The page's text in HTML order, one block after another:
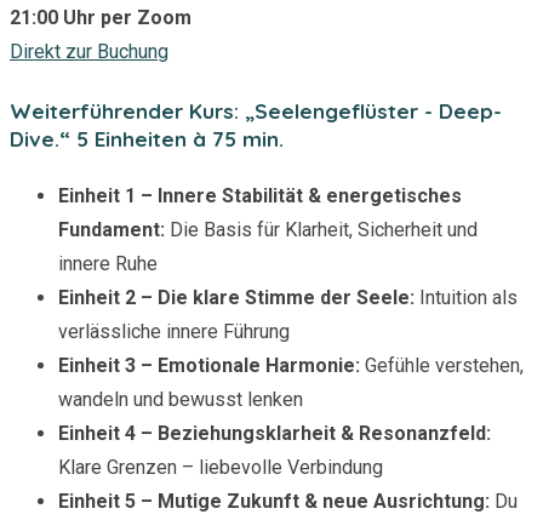
21:00 Uhr per Zoom
Direkt zur Buchung
Weiterführender Kurs: „Seelengeflüster - Deep-
Dive.“ 5 Einheiten à 75 min.
Einheit 1 – Innere Stabilität & energetisches
Fundament: Die Basis für Klarheit, Sicherheit und
innere Ruhe
Einheit 2 – Die klare Stimme der Seele: Intuition als
verlässliche innere Führung
Einheit 3 – Emotionale Harmonie: Gefühle verstehen,
wandeln und bewusst lenken
Einheit 4 – Beziehungsklarheit & Resonanzfeld:
Klare Grenzen – liebevolle Verbindung
Einheit 5 – Mutige Zukunft & neue Ausrichtung: Du